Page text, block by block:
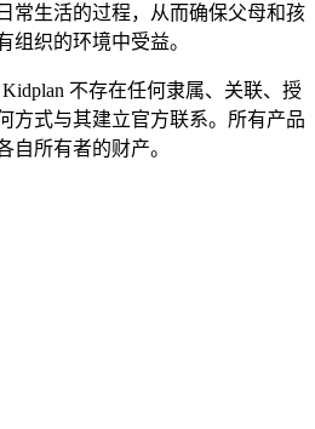
常生活的过程，从而确保父母和孩
组织的环境中受益。
Kidplan 不存在任何隶属、关联、授
方式与其建立官方联系。所有产品
自所有者的财产。